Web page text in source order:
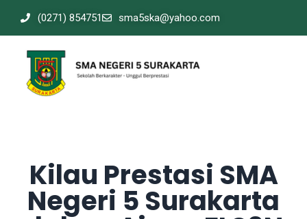
(0271) 854751 sma5ska@yahoo.com
Kilau Prestasi SMA
Negeri 5 Surakarta